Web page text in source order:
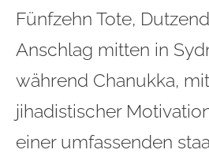
Fünfzehn Tote,
Anschlag mitten in
während Chanukka,
jihadistischer
einer umfassenden